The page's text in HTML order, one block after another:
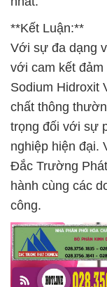
**Kết Luận:**
Với sự đa dạng
với cam kết
Sodium Hidroxit
chất thông
trọng đối với sự
nghiệp hiện đại.
Đắc Trường
hành cùng các
công.